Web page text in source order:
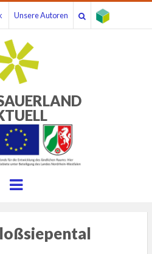
Unsere Autoren
Menu